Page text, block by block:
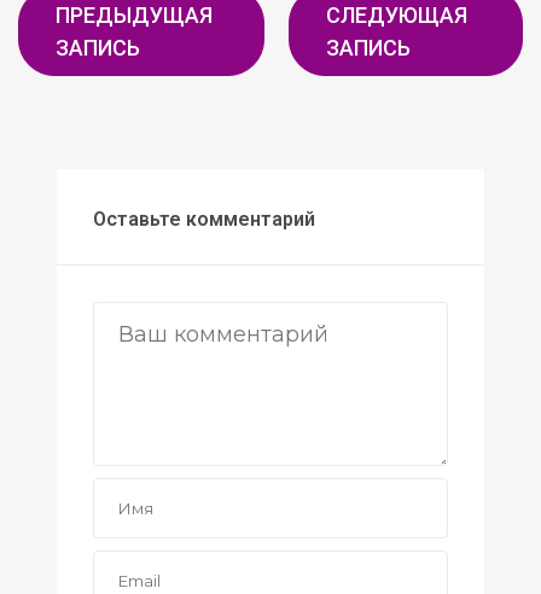
ПРЕДЫДУЩАЯ
ЗАПИСЬ
СЛЕДУЮЩАЯ
ЗАПИСЬ
Оставьте комментарий